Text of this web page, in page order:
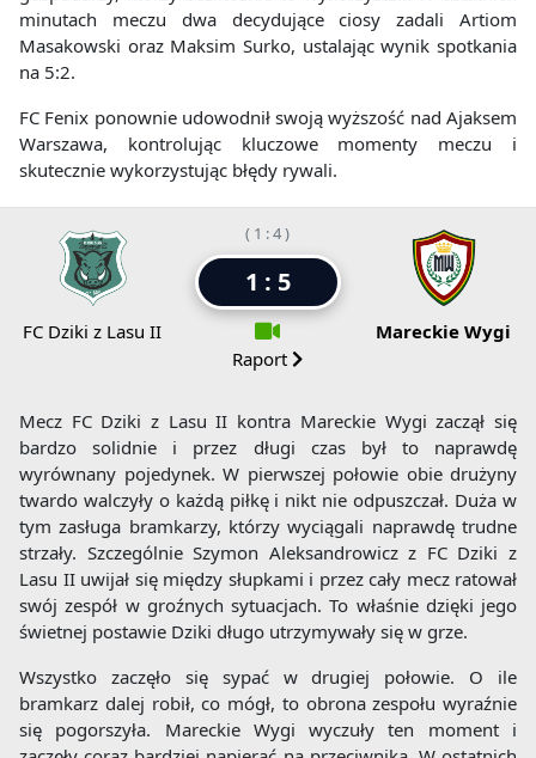
minutach meczu dwa decydujące ciosy zadali Artiom
Masakowski oraz Maksim Surko, ustalając wynik spotkania
na 5:2.
FC Fenix ponownie udowodnił swoją wyższość nad Ajaksem
Warszawa, kontrolując kluczowe momenty meczu i
skutecznie wykorzystując błędy rywali.
FC Dziki z Lasu II
( 1 : 4 )
1 : 5
Raport
Mareckie Wygi
Mecz FC Dziki z Lasu II kontra Mareckie Wygi zaczął się
bardzo solidnie i przez długi czas był to naprawdę
wyrównany pojedynek. W pierwszej połowie obie drużyny
twardo walczyły o każdą piłkę i nikt nie odpuszczał. Duża w
tym zasługa bramkarzy, którzy wyciągali naprawdę trudne
strzały. Szczególnie Szymon Aleksandrowicz z FC Dziki z
Lasu II uwijał się między słupkami i przez cały mecz ratował
swój zespół w groźnych sytuacjach. To właśnie dzięki jego
świetnej postawie Dziki długo utrzymywały się w grze.
Wszystko zaczęło się sypać w drugiej połowie. O ile
bramkarz dalej robił, co mógł, to obrona zespołu wyraźnie
się pogorszyła. Mareckie Wygi wyczuły ten moment i